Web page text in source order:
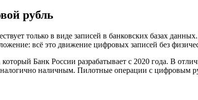
рубль
только в виде записей в банковских базах
всё это движение цифровых записей без
Банк России разрабатывает с 2020 года. В
наличным. Пилотные операции с цифровым